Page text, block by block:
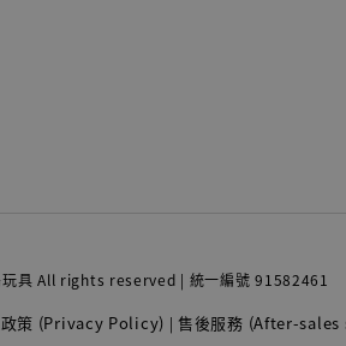
具 All rights reserved | 統一編號 91582461
策 (Privacy Policy) |售後服務 (After-